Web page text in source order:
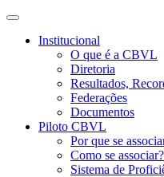
Institucional
O que é a CBVL
Diretoria
Resultados,
Federações
Documentos
Piloto CBVL
Por que se
Como se associar?
Sistema de